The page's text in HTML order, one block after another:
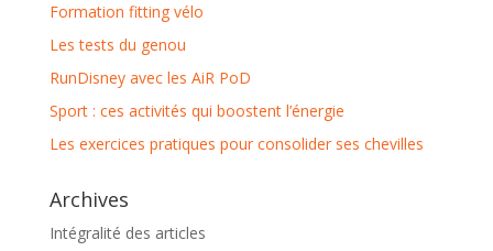
Formation fitting vélo
Les tests du genou
RunDisney avec les AiR PoD
Sport : ces activités qui boostent l’énergie
Les exercices pratiques pour consolider ses chevilles
Archives
Intégralité des articles